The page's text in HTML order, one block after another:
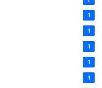
1
1
1
1
1